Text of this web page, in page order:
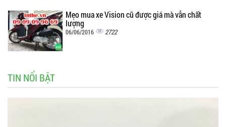
Mẹo mua xe Vision cũ được giá mà vẫn chất
lượng
06/06/2016 2722
TIN NỔI BẬT